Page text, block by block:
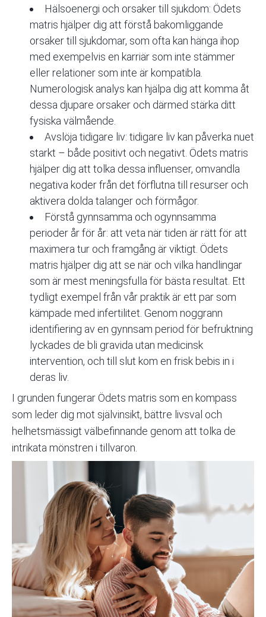
Hälsoenergi och orsaker till sjukdom: Ödets
matris hjälper dig att förstå bakomliggande
orsaker till sjukdomar, som ofta kan hänga ihop
med exempelvis en karriär som inte stämmer
eller relationer som inte är kompatibla.
Numerologisk analys kan hjälpa dig att komma åt
dessa djupare orsaker och därmed stärka ditt
fysiska välmående.
Avslöja tidigare liv: tidigare liv kan påverka nuet
starkt – både positivt och negativt. Ödets matris
hjälper dig att tolka dessa influenser, omvandla
negativa koder från det förflutna till resurser och
aktivera dolda talanger och förmågor.
Förstå gynnsamma och ogynnsamma
perioder år för år: att veta när tiden är rätt för att
maximera tur och framgång är viktigt. Ödets
matris hjälper dig att se när och vilka handlingar
som är mest meningsfulla för bästa resultat. Ett
tydligt exempel från vår praktik är ett par som
kämpade med infertilitet. Genom noggrann
identifiering av en gynnsam period för befruktning
lyckades de bli gravida utan medicinsk
intervention, och till slut kom en frisk bebis in i
deras liv.
I grunden fungerar Ödets matris som en kompass
som leder dig mot självinsikt, bättre livsval och
helhetsmässigt välbefinnande genom att tolka de
intrikata mönstren i tillvaron.